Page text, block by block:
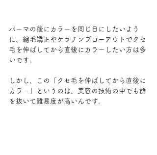
パーマの後にカラーを同じ日にしたいよう
に、縮毛矯正やケラチンブローアウトでクセ
毛を伸ばしてから直後にカラーしたい方は多
いです。
しかし、この「クセ毛を伸ばしてから直後に
カラー」というのは、美容の技術の中でも群
を抜いて難易度が高いんです。